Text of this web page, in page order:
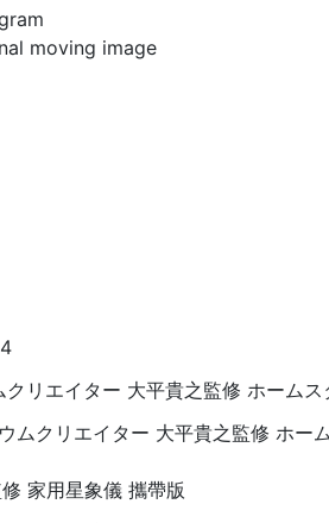
moving image
クリエイター 大平貴之監修 ホーム
ムクリエイター 大平貴之監修 ホー
家用星象儀 攜帶版